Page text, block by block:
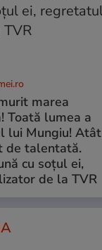
marea
Toată lumea a
lui Mungiu! Atât
de talentată.
cu soțul ei,
de la TVR